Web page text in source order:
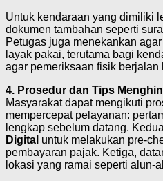
Untuk kendaraan yang dimiliki
dokumen tambahan seperti
Petugas juga menekankan
layak pakai, terutama bagi
agar pemeriksaan fisik berjalan
4. Prosedur dan Tips
Masyarakat dapat mengikuti
mempercepat pelayanan:
lengkap sebelum datang.
Digital untuk melakukan pre-
pembayaran pajak. Ketiga,
lokasi yang ramai seperti alun-